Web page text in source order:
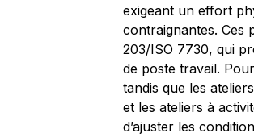
exigeant un effort
contraignantes. Ces
203/ISO 7730, qui
de poste travail.
tandis que les
et les ateliers à
d’ajuster les